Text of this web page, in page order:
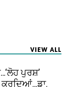
VIEW ALL
ਪੁਰਸ਼’